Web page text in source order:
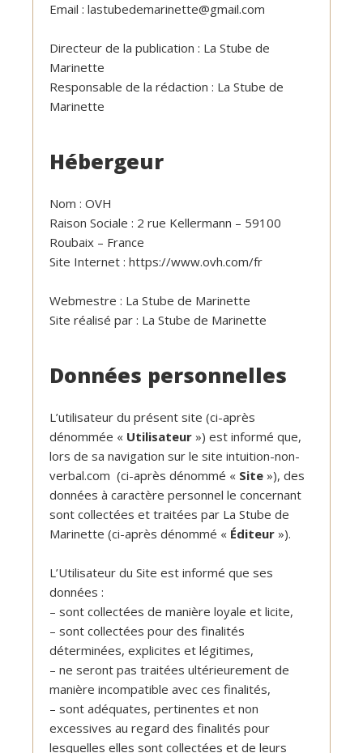
Email : lastubedemarinette@gmail.com
Directeur de la publication : La Stube de
Marinette
Responsable de la rédaction : La Stube de
Marinette
Hébergeur
Nom : OVH
Raison Sociale : 2 rue Kellermann – 59100
Roubaix – France
Site Internet : https://www.ovh.com/fr
Webmestre : La Stube de Marinette
Site réalisé par : La Stube de Marinette
Données personnelles
L’utilisateur du présent site (ci-après
dénommée « Utilisateur ») est informé que,
lors de sa navigation sur le site intuition-non-
verbal.com (ci-après dénommé « Site »), des
données à caractère personnel le concernant
sont collectées et traitées par La Stube de
Marinette (ci-après dénommé « Éditeur »).
L’Utilisateur du Site est informé que ses
données :
– sont collectées de manière loyale et licite,
– sont collectées pour des finalités
déterminées, explicites et légitimes,
– ne seront pas traitées ultérieurement de
manière incompatible avec ces finalités,
– sont adéquates, pertinentes et non
excessives au regard des finalités pour
lesquelles elles sont collectées et de leurs